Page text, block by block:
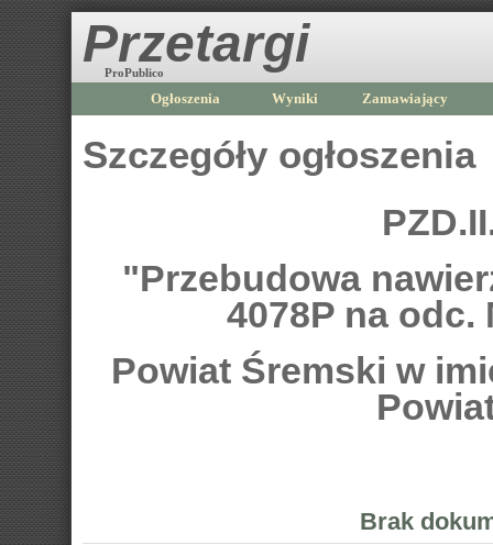
Przetargi
ProPublico
Ogłoszenia Wyniki Zamawiający
Szczegóły ogłoszenia
"Przebudowa
4078P na odc.
Powiat Śremski w
Brak